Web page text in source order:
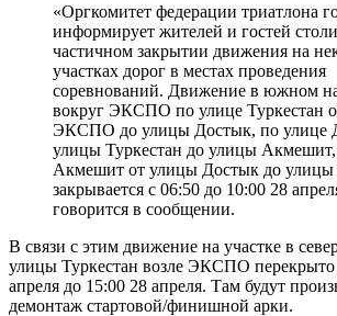
«Оргкомитет федерации триатлона
информирует жителей и гостей
частичном закрытии движения на
участках дорог в местах проведения
соревнований. Движение в южном
вокруг ЭКСПО по улице Туркестан
ЭКСПО до улицы Достык, по улице
улицы Туркестан до улицы
Акмешит от улицы Достык до улицы
закрывается с 06:50 до 10:00 28
говорится в сообщении.
В связи с этим движение на участке в
улицы Туркестан возле ЭКСПО перекрыто
апреля до 15:00 28 апреля. Там будут
демонтаж стартовой/финишной арки.